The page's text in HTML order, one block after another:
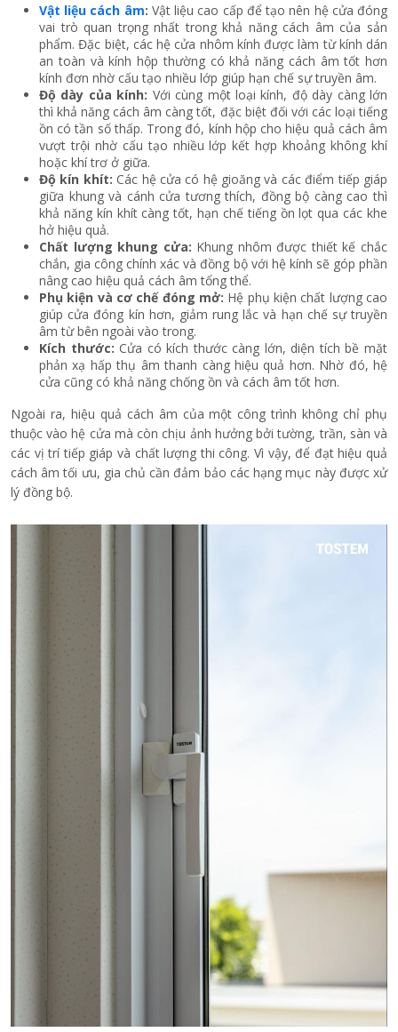
Vật liệu cách âm: Vật liệu cao cấp để tạo nên hệ cửa đóng
vai trò quan trọng nhất trong khả năng cách âm của sản
phẩm. Đặc biệt, các hệ cửa nhôm kính được làm từ kính dán
an toàn và kính hộp thường có khả năng cách âm tốt hơn
kính đơn nhờ cấu tạo nhiều lớp giúp hạn chế sự truyền âm.
Độ dày của kính: Với cùng một loại kính, độ dày càng lớn
thì khả năng cách âm càng tốt, đặc biệt đối với các loại tiếng
ồn có tần số thấp. Trong đó, kính hộp cho hiệu quả cách âm
vượt trội nhờ cấu tạo nhiều lớp kết hợp khoảng không khí
hoặc khí trơ ở giữa.
Độ kín khít: Các hệ cửa có hệ gioăng và các điểm tiếp giáp
giữa khung và cánh cửa tương thích, đồng bộ càng cao thì
khả năng kín khít càng tốt, hạn chế tiếng ồn lọt qua các khe
hở hiệu quả.
Chất lượng khung cửa: Khung nhôm được thiết kế chắc
chắn, gia công chính xác và đồng bộ với hệ kính sẽ góp phần
nâng cao hiệu quả cách âm tổng thể.
Phụ kiện và cơ chế đóng mở: Hệ phụ kiện chất lượng cao
giúp cửa đóng kín hơn, giảm rung lắc và hạn chế sự truyền
âm từ bên ngoài vào trong.
Kích thước: Cửa có kích thước càng lớn, diện tích bề mặt
phản xạ hấp thụ âm thanh càng hiệu quả hơn. Nhờ đó, hệ
cửa cũng có khả năng chống ồn và cách âm tốt hơn.
Ngoài ra, hiệu quả cách âm của một công trình không chỉ phụ
thuộc vào hệ cửa mà còn chịu ảnh hưởng bởi tường, trần, sàn và
các vị trí tiếp giáp và chất lượng thi công. Vì vậy, để đạt hiệu quả
cách âm tối ưu, gia chủ cần đảm bảo các hạng mục này được xử
lý đồng bộ.